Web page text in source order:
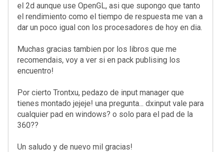
el 2d aunque use OpenGL, asi que supongo que tanto
el rendimiento como el tiempo de respuesta me van a
dar un poco igual con los procesadores de hoy en dia.
Muchas gracias tambien por los libros que me
recomendais, voy a ver si en pack publising los
encuentro!
Por cierto Trontxu, pedazo de input manager que
tienes montado jejeje! una pregunta... dxinput vale para
cualquier pad en windows? o solo para el pad de la
360??
Un saludo y de nuevo mil gracias!